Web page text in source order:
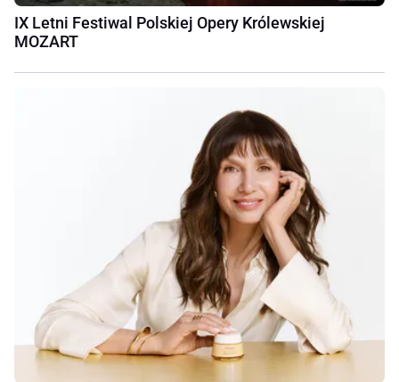
IX Letni Festiwal Polskiej Opery Królewskiej
MOZART